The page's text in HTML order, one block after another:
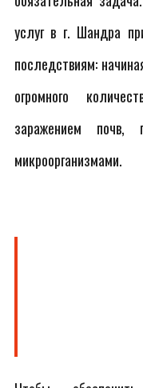
услуг в г. Шандра
последствиям:
огромного
заражением почв,
микроорганизмами.